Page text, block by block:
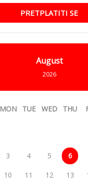
PRETPLATITI SE
August
2026
MON TUE WED THU
3 4 5 6
10 11 12 13